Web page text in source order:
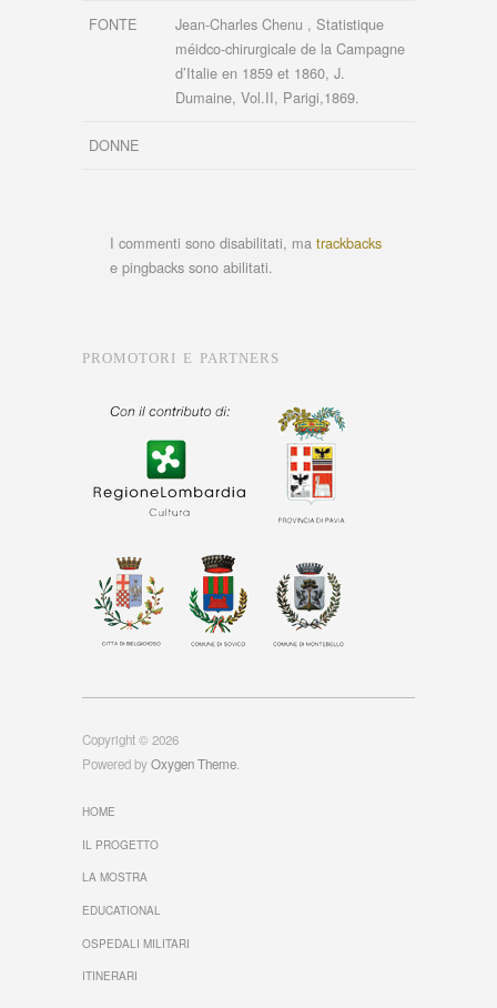
FONTE
Jean-Charles Chenu , Statistique
méidco-chirurgicale de la Campagne
d’Italie en 1859 et 1860, J.
Dumaine, Vol.II, Parigi,1869.
DONNE
I commenti sono disabilitati, ma trackbacks
e pingbacks sono abilitati.
PROMOTORI E PARTNERS
Copyright © 2026
Powered byOxygen Theme
HOME
IL PROGETTO
LA MOSTRA
EDUCATIONAL
OSPEDALI MILITARI
ITINERARI